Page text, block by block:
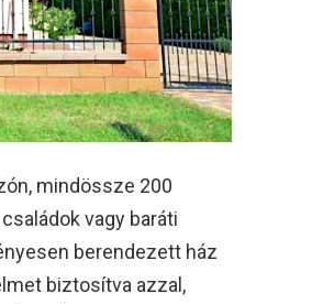
mindössze 200
vagy baráti
berendezett ház
biztosítva azzal,